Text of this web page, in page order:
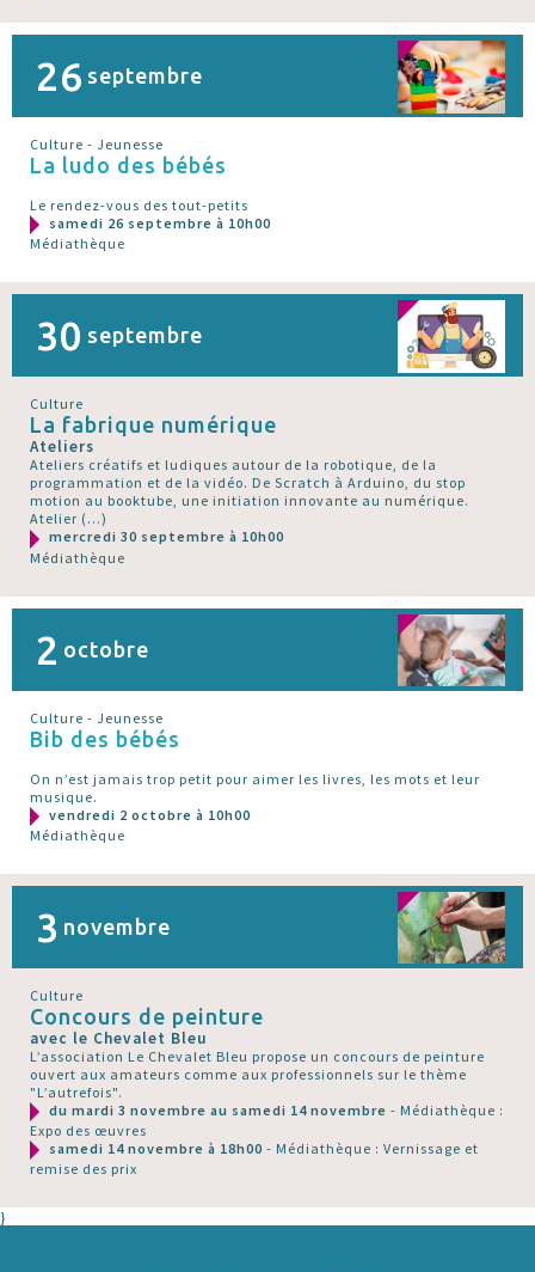
26 septembre
Culture - Jeunesse
La ludo des bébés
Le rendez-vous des tout-petits
samedi 26 septembre à 10h00
Médiathèque
30 septembre
Culture
La fabrique numérique
Ateliers
Ateliers créatifs et ludiques autour de la robotique, de la
programmation et de la vidéo. De Scratch à Arduino, du stop
motion au booktube, une initiation innovante au numérique.
Atelier (…)
mercredi 30 septembre à 10h00
Médiathèque
2 octobre
Culture - Jeunesse
Bib des bébés
On n’est jamais trop petit pour aimer les livres, les mots et leur
musique.
vendredi 2 octobre à 10h00
Médiathèque
3 novembre
Culture
Concours de peinture
avec le Chevalet Bleu
L’association Le Chevalet Bleu propose un concours de peinture
ouvert aux amateurs comme aux professionnels sur le thème
"L’autrefois".
du mardi 3 novembre au samedi 14 novembre - Médiathèque :
Expo des œuvres
samedi 14 novembre à 18h00 - Médiathèque : Vernissage et
remise des prix
}